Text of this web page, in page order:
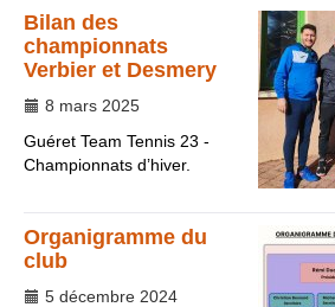
Bilan des
championnats
Verbier et Desmery
8 mars 2025
Guéret Team Tennis 23 -
Championnats d’hiver.
Organigramme du
club
5 décembre 2024